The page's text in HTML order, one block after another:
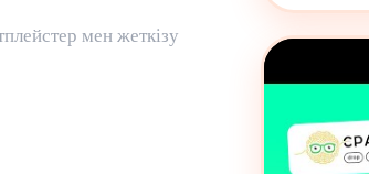
мен жеткізу